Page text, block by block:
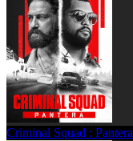
Criminal Squad : Pantera